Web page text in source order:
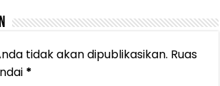
tidak akan dipublikasikan. Ruas
*